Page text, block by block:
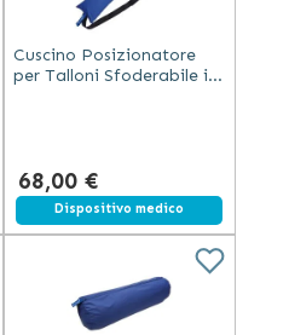
Cuscino Posizionatore
per Talloni Sfoderabile in
68,00 €
Dispositivo medico